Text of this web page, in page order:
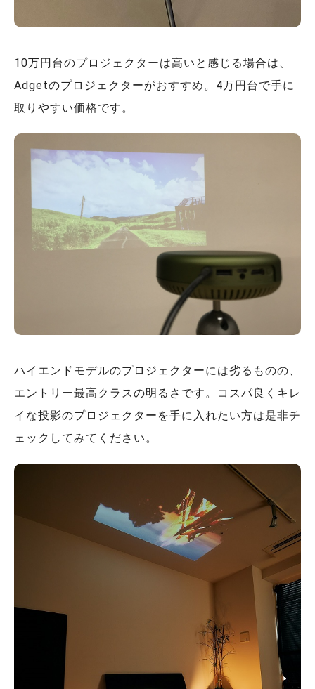
10万円台のプロジェクターは高いと感じる場合は、
Adgetのプロジェクターがおすすめ。4万円台で手に
取りやすい価格です。
ハイエンドモデルのプロジェクターには劣るものの、
エントリー最高クラスの明るさです。コスパ良くキレ
イな投影のプロジェクターを手に入れたい方は是非チ
ェックしてみてください。